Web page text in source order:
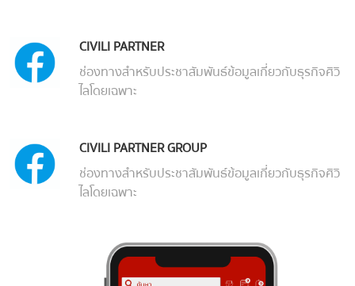
CIVILI PARTNER
ช่องทางสำหรับประชาสัมพันธ์ข้อมูลเกี่ยวกับธุรกิจศิวิ
ไลโดยเฉพาะ
CIVILI PARTNER GROUP
ช่องทางสำหรับประชาสัมพันธ์ข้อมูลเกี่ยวกับธุรกิจศิวิ
ไลโดยเฉพาะ